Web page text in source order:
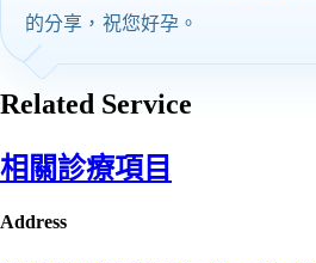
的分享，祝您好孕。
Related Service
相關診療項目
Address